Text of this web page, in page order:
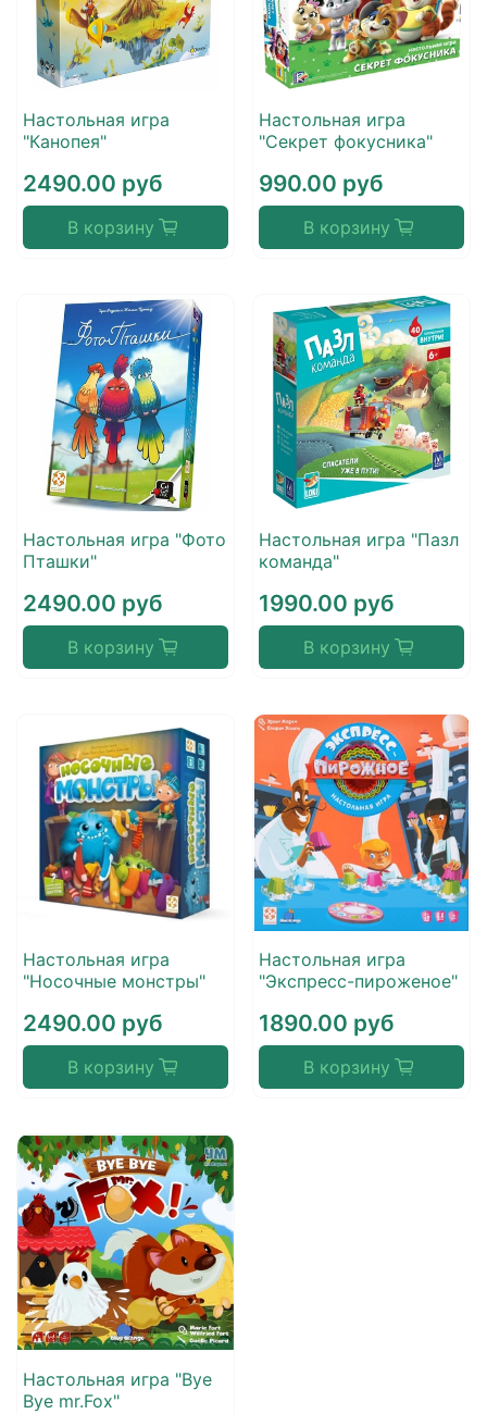
Настольная игра
"Канопея"
2490.00 руб
В корзину
Настольная игра
"Секрет фокусника"
990.00 руб
В корзину
Настольная игра "Фото
Пташки"
2490.00 руб
В корзину
Настольная игра "Пазл
команда"
1990.00 руб
В корзину
Настольная игра
"Носочные монстры"
2490.00 руб
В корзину
Настольная игра
"Экспресс-пироженое"
1890.00 руб
В корзину
Настольная игра "Bye
Bye mr.Fox"